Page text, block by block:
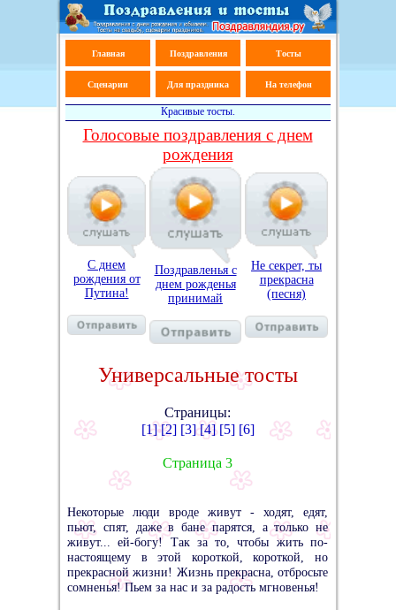
Главная Поздравления Тосты
Сценарии Для праздника На телефон
Красивые тосты.
Голосовые поздравления с днем
рождения
С днем
рождения от
Путина!
Поздравленья с
днем рожденья
принимай
Не секрет, ты
прекрасна
(песня)
Универсальные тосты
Страницы:
[1] [2] [3] [4] [5] [6]
Страница 3
Некоторые люди вроде живут - ходят, едят,
пьют, спят, даже в бане парятся, а только не
живут... ей-богу! Так за то, чтобы жить по-
настоящему в этой короткой, короткой, но
прекрасной жизни! Жизнь прекрасна, отбросьте
сомненья! Пьем за нас и за радость мгновенья!